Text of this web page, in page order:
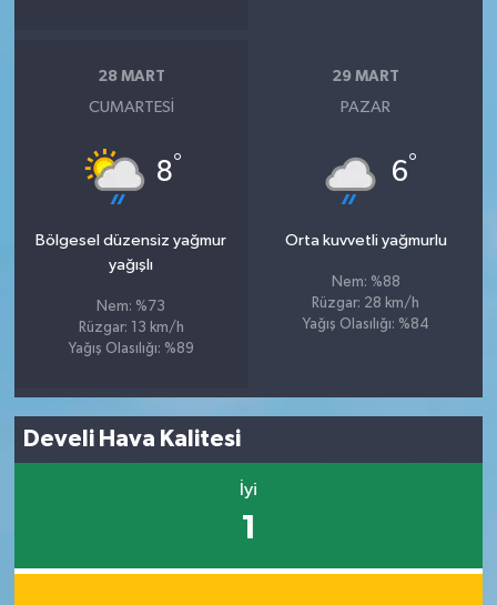
28 MART
CUMARTESI
8°
Bölgesel düzensiz yağmur
yağışlı
Nem: %73
Rüzgar: 13 km/h
Yağış Olasılığı: %89
29 MART
PAZAR
6°
Orta kuvvetli yağmurlu
Nem: %88
Rüzgar: 28 km/h
Yağış Olasılığı: %84
Develi Hava Kalitesi
İyi
1